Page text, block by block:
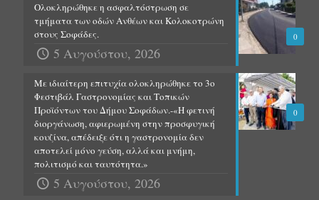
0
Ολοκληρώθηκε η ασφαλτόστρωση σε
τμήματα των οδών Ανθέων και Κολοκοτρώνη
στους Σοφάδες.
5 Αυγούστου, 2026
0
Με ιδιαίτερη επιτυχία ολοκληρώθηκε το 3ο
Φεστιβάλ Γαστρονομίας και Τοπικών
Προϊόντων του Δήμου Σοφάδων.-«Η φετινή
διοργάνωση, αφιερωμένη στην προσφυγική
κουζίνα, απέδειξε ότι η γαστρονομία δεν
αποτελεί μόνο γεύση, αλλά και μνήμη,
πολιτισμό και ταυτότητα.»
5 Αυγούστου, 2026